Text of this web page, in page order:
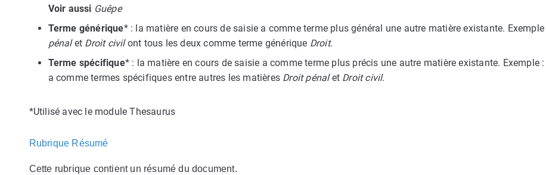
Voir aussi Guêpe
Terme générique* : la matière en cours de saisie a comme terme plus général une autre matière existante. Exemple
pénalet Droit civilont tous les deux comme terme générique Droit.
Terme spécifique* : la matière en cours de saisie a comme terme plus précis une autre matière existante. Exemple :
a comme termes spécifiques entre autres les matières Droit pénalet Droit civil.
*Utilisé avec le module Thesaurus
Rubrique Résumé
Cette rubrique contient un résumé du document.